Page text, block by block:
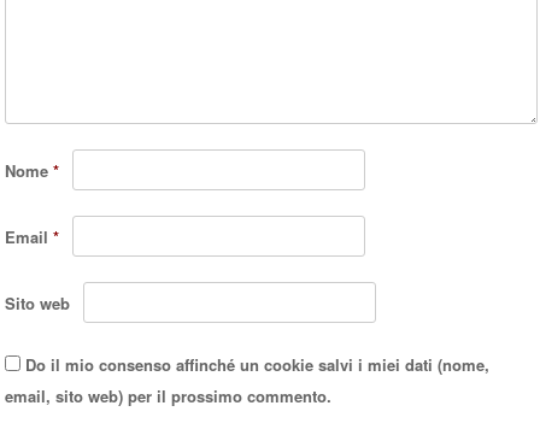
Nome*
Email*
Sito web
Do il mio consenso affinché un cookie salvi i miei dati (nome,
email, sito web) per il prossimo commento.